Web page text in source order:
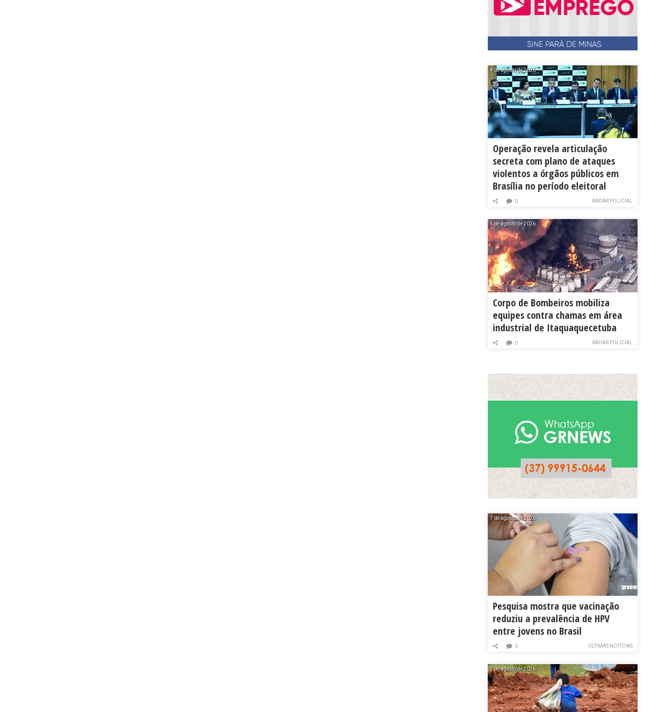
4 de agosto de 2026
Operação revela articulação
secreta com plano de ataques
violentos a órgãos públicos em
Brasília no período eleitoral
RADAR POLICIAL
0
4 de agosto de 2026
Corpo de Bombeiros mobiliza
equipes contra chamas em área
industrial de Itaquaquecetuba
RADAR POLICIAL
0
7 de agosto de 2026
Pesquisa mostra que vacinação
reduziu a prevalência de HPV
entre jovens no Brasil
ÚLTIMAS NOTÍCIAS
0
7 de agosto de 2026